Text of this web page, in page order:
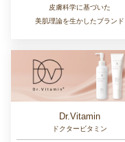
皮膚科学に基づいた
美肌理論を生かしたブランド
Dr.Vitamin
ドクタービタミン